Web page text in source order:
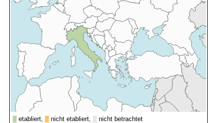
etabliert, nicht etabliert,
nicht betrachtet